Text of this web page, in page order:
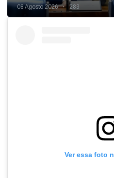
08 Agosto 2026 283
Ver essa foto